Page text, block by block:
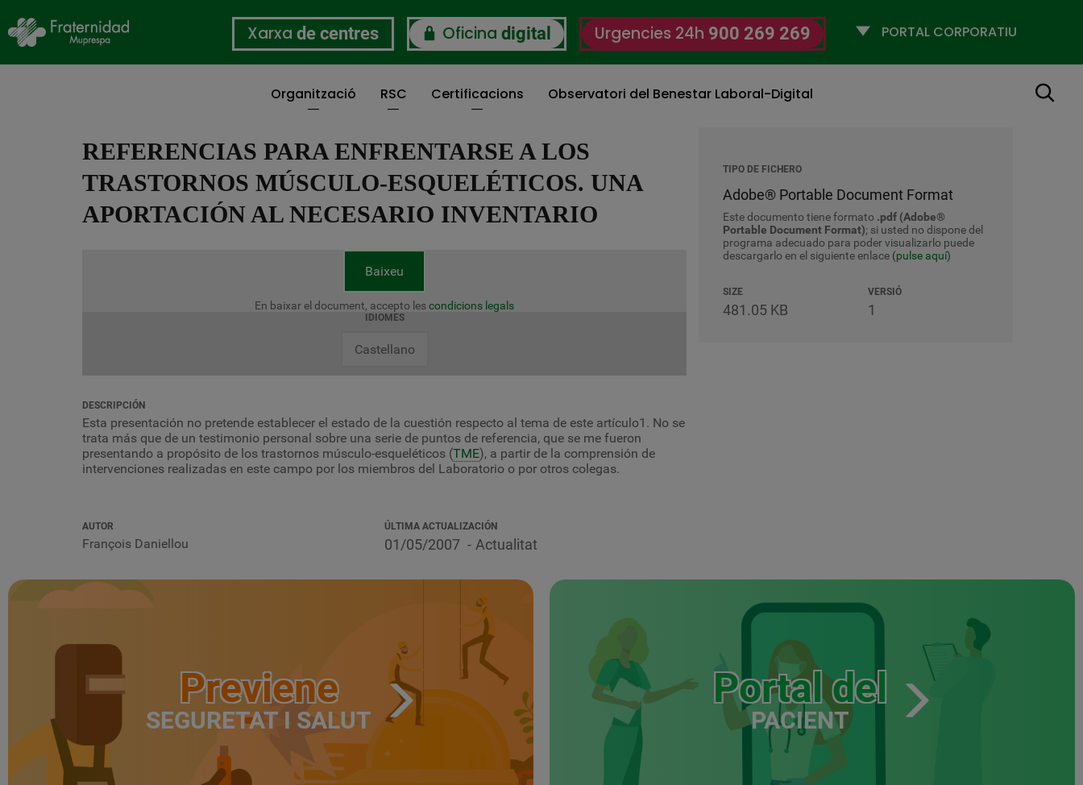
Xarxa de centres Oficina digital Urgencies 24h 900 269 269
Selecciona
Organització RSC Certificacions Observatori del Benestar Laboral-Digital Cerca
REFERENCIAS PARA ENFRENTARSE A LOS
TRASTORNOS MÚSCULO-ESQUELÉTICOS. UNA
APORTACIÓN AL NECESARIO INVENTARIO
Baixeu
En baixar el document, accepto lescondicions legals
IDIOMES
Castellano
DESCRIPCIÓN
Esta presentación no pretende establecer el estado de la cuestión respecto al tema de este artículo1. No se
trata más que de un testimonio personal sobre una serie de puntos de referencia, que se me fueron
presentando a propósito de los trastornos músculo-esqueléticos (TME), a partir de la comprensión de
intervenciones realizadas en este campo por los miembros del Laboratorio o por otros colegas.
AUTOR
François Daniellou
ÚLTIMA ACTUALIZACIÓN
01/05/2007 Actualitat
TIPO DE FICHERO
Adobe® Portable Document Format
Este documento tiene formato .pdf (Adobe®
Portable Document Format); si usted no dispone del
programa adecuado para poder visualizarlo puede
descargarlo en el siguiente enlace (pulse aquí)
SIZE
481.05 KB
VERSIÓ
1
Previene
SEGURETAT I SALUT
Portal del
PACIENT